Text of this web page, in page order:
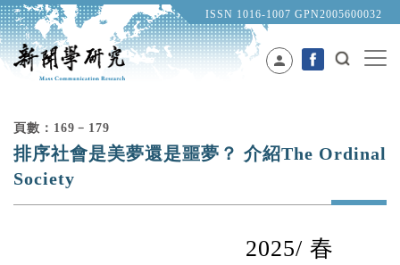
ISSN 1016-1007 GPN2005600032
person
頁數：169﹣179
排序社會是美夢還是噩夢？ 介紹The Ordinal
Society
2025/ 春